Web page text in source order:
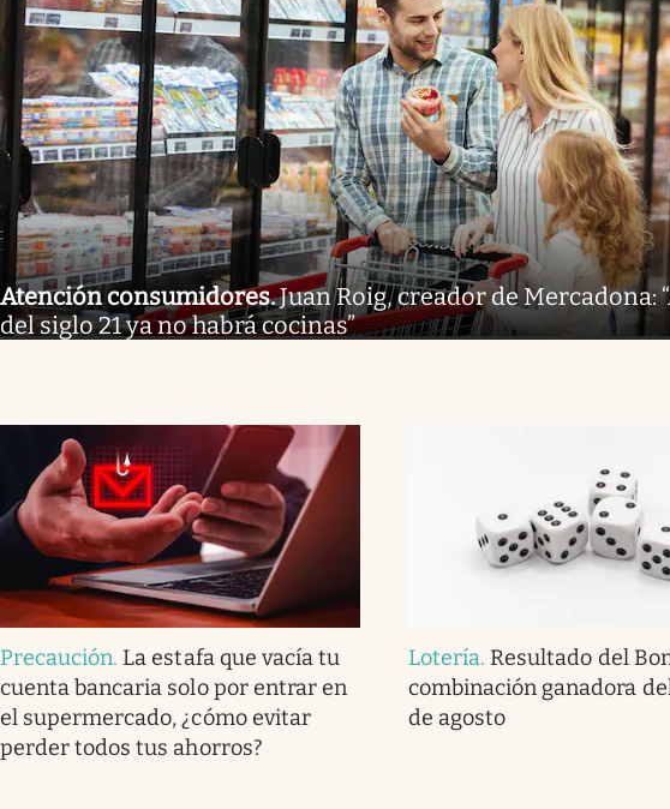
Atención consumidores.Juan Roig, creador de Mercadona:
del siglo 21 ya no habrá cocinas”
Precaución. La estafa que vacía tu
cuenta bancaria solo por entrar en
el supermercado, ¿cómo evitar
perder todos tus ahorros?
Lotería. Resultado del
combinación ganadora
de agosto